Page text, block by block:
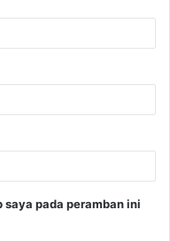
pada peramban ini